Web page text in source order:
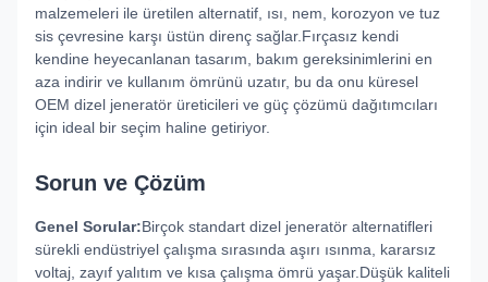
malzemeleri ile üretilen alternatif, ısı, nem, korozyon ve tuz
sis çevresine karşı üstün direnç sağlar.Fırçasız kendi
kendine heyecanlanan tasarım, bakım gereksinimlerini en
aza indirir ve kullanım ömrünü uzatır, bu da onu küresel
OEM dizel jeneratör üreticileri ve güç çözümü dağıtımcıları
için ideal bir seçim haline getiriyor.
Sorun ve Çözüm
Genel Sorular:Birçok standart dizel jeneratör alternatifleri
sürekli endüstriyel çalışma sırasında aşırı ısınma, kararsız
voltaj, zayıf yalıtım ve kısa çalışma ömrü yaşar.Düşük kaliteli